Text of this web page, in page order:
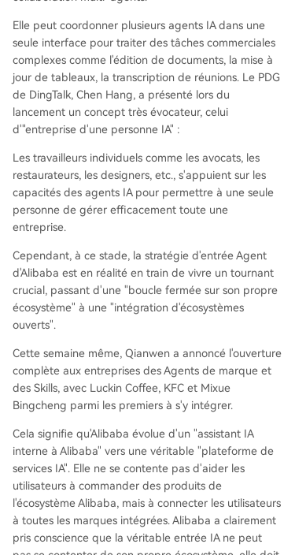
Elle peut coordonner plusieurs agents IA dans une
seule interface pour traiter des tâches commerciales
complexes comme l'édition de documents, la mise à
jour de tableaux, la transcription de réunions. Le PDG
de DingTalk, Chen Hang, a présenté lors du
lancement un concept très évocateur, celui
d'"entreprise d'une personne IA" :
Les travailleurs individuels comme les avocats, les
restaurateurs, les designers, etc., s'appuient sur les
capacités des agents IA pour permettre à une seule
personne de gérer efficacement toute une
entreprise.
Cependant, à ce stade, la stratégie d'entrée Agent
d'Alibaba est en réalité en train de vivre un tournant
crucial, passant d'une "boucle fermée sur son propre
écosystème" à une "intégration d'écosystèmes
ouverts".
Cette semaine même, Qianwen a annoncé l'ouverture
complète aux entreprises des Agents de marque et
des Skills, avec Luckin Coffee, KFC et Mixue
Bingcheng parmi les premiers à s'y intégrer.
Cela signifie qu'Alibaba évolue d'un "assistant IA
interne à Alibaba" vers une véritable "plateforme de
services IA". Elle ne se contente pas d'aider les
utilisateurs à commander des produits de
l'écosystème Alibaba, mais à connecter les utilisateurs
à toutes les marques intégrées. Alibaba a clairement
pris conscience que la véritable entrée IA ne peut